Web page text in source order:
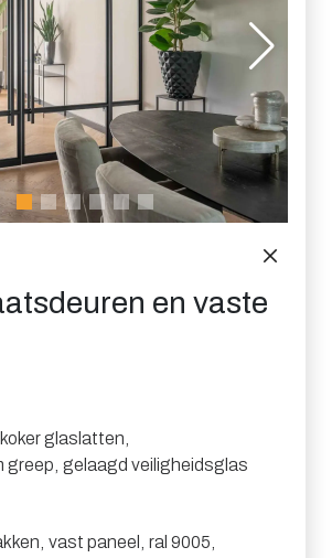
en vaste
koker glaslatten
greep gelaagd veiligheidsglas
vast paneel ral 9005